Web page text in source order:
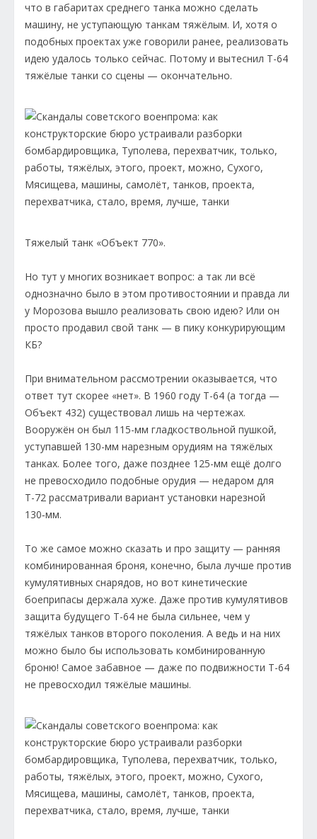
что в габаритах среднего танка можно сделать
машину, не уступающую танкам тяжёлым. И, хотя о
подобных проектах уже говорили ранее, реализовать
идею удалось только сейчас. Потому и вытеснил Т-64
тяжёлые танки со сцены — окончательно.
Тяжелый танк «Объект 770».
Но тут у многих возникает вопрос: а так ли всё
однозначно было в этом противостоянии и правда ли
у Морозова вышло реализовать свою идею? Или он
просто продавил свой танк — в пику конкурирующим
КБ?
При внимательном рассмотрении оказывается, что
ответ тут скорее «нет». В 1960 году Т-64 (а тогда —
Объект 432) существовал лишь на чертежах.
Вооружён он был 115-мм гладкоствольной пушкой,
уступавшей 130-мм нарезным орудиям на тяжёлых
танках. Более того, даже позднее 125-мм ещё долго
не превосходило подобные орудия — недаром для
Т-72 рассматривали вариант установки нарезной
130‑мм.
То же самое можно сказать и про защиту — ранняя
комбинированная броня, конечно, была лучше против
кумулятивных снарядов, но вот кинетические
боеприпасы держала хуже. Даже против кумулятивов
защита будущего Т-64 не была сильнее, чем у
тяжёлых танков второго поколения. А ведь и на них
можно было бы использовать комбинированную
броню! Самое забавное — даже по подвижности Т-64
не превосходил тяжёлые машины.